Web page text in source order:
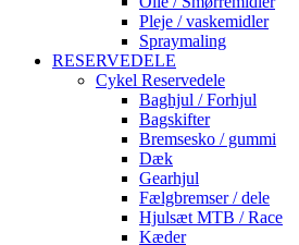
Pleje / vaskemidler
Spraymaling
RESERVEDELE
Cykel Reservedele
Baghjul / Forhjul
Bagskifter
Bremsesko / gummi
Dæk
Gearhjul
Fælgbremser / dele
Hjulsæt MTB / Race
Kæder